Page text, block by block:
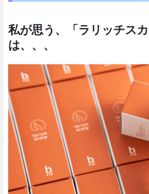
私が思う、「ラリッチス
は、、、